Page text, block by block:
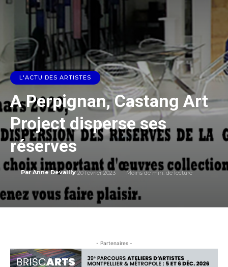
L'ACTU DES ARTISTES
A Perpignan, Castang Art
Project disperse ses
réserves
Par Anne Devailly 20 février 2023 Moins de min. de lecture
- Partenaires -